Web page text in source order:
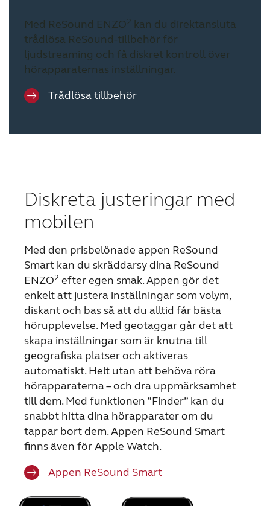
Med ReSound ENZO2 kan du direktansluta
trådlösa ReSound-tillbehör för
ljudstreaming och få diskret kontroll över
hörapparaternas inställningar.
Trådlösa tillbehör
Diskreta justeringar med
mobilen
Med den prisbelönade appen ReSound
Smart kan du skräddarsy dina ReSound
ENZO2 efter egen smak. Appen gör det
enkelt att justera inställningar som volym,
diskant och bas så att du alltid får bästa
hörupplevelse. Med geotaggar går det att
skapa inställningar som är knutna till
geografiska platser och aktiveras
automatiskt. Helt utan att behöva röra
hörapparaterna – och dra uppmärksamhet
till dem. Med funktionen ”Finder” kan du
snabbt hitta dina hörapparater om du
tappar bort dem. Appen ReSound Smart
finns även för Apple Watch.
Appen ReSound Smart